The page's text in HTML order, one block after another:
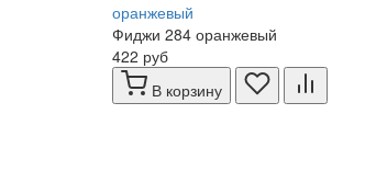
Фиджи 284 оранжевый
422 руб
В корзину